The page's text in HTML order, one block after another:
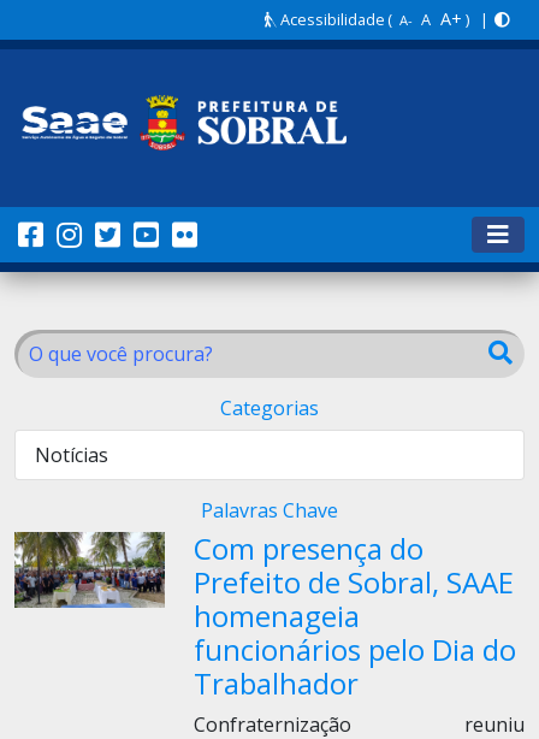
Acessibilidade( A- A A+ ) |
Categorias
Notícias
Palavras Chave
Com presença do
Prefeito de Sobral, SAAE
homenageia
funcionários pelo Dia do
Trabalhador
Confraternização reuniu